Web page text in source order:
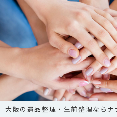
大阪の遺品整理・生前整理ならナ